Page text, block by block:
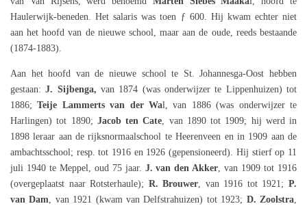
Haulerwijk-beneden. Het salaris was toen ƒ 600. Hij kwam echter niet
aan het hoofd van de nieuwe school, maar aan de oude, reeds bestaande
(1874-1883).
Aan het hoofd van de nieuwe school te St. Johannesga-Oost hebben
gestaan:J. Sijbenga, van 1874 (was onderwijzer te Lippenhuizen) tot
1886;Teije Lammerts van der Wal, van 1886 (was onderwijzer te
Harlingen) tot 1890; Jacob ten Cate , van 1890 tot 1909; hij werd in
1898 leraar aan de rijksnormaalschool te Heerenveen en in 1909 aan de
ambachtsschool; resp. tot 1916 en 1926 (gepensioneerd). Hij stierf op 11
juli 1940 te Meppel, oud 75 jaar. J. van den Akker , van 1909 tot 1916
(overgeplaatst naar Rotsterhaule); R. Brouwer , van 1916 tot 1921;P.
van Dam , van 1921 (kwam van Delfstrahuizen) tot 1923; D. Zoolstra